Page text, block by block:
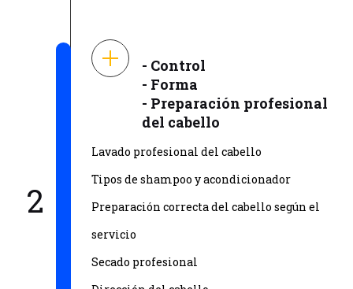
2
- Control
- Forma
- Preparación profesional
del cabello
Lavado profesional del cabello
Tipos de shampoo y acondicionador
Preparación correcta del cabello según el
servicio
Secado profesional